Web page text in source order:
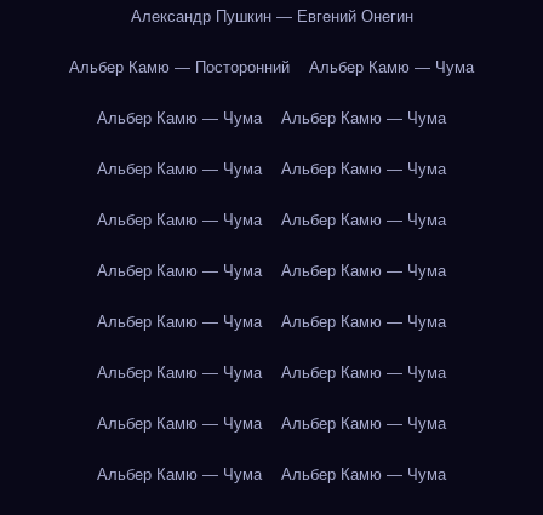
Александр Пушкин — Евгений Онегин
Альбер Камю — Посторонний Альбер Камю — Чума
Альбер Камю — Чума Альбер Камю — Чума
Альбер Камю — Чума Альбер Камю — Чума
Альбер Камю — Чума Альбер Камю — Чума
Альбер Камю — Чума Альбер Камю — Чума
Альбер Камю — Чума Альбер Камю — Чума
Альбер Камю — Чума Альбер Камю — Чума
Альбер Камю — Чума Альбер Камю — Чума
Альбер Камю — Чума Альбер Камю — Чума